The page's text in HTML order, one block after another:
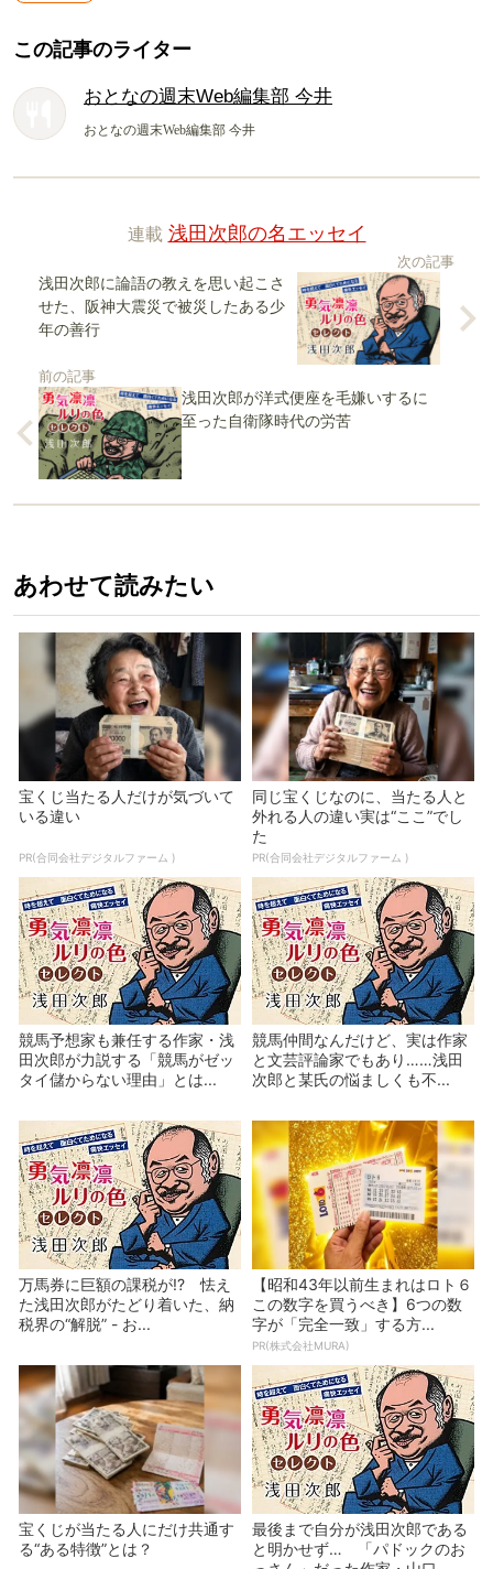
この記事のライター
おとなの週末Web編集部 今井
おとなの週末Web編集部 今井
連載 浅田次郎の名エッセイ
次の記事
浅田次郎に論語の教えを思い起こさ
せた、阪神大震災で被災したある少
年の善行
前の記事
浅田次郎が洋式便座を毛嫌いするに
至った自衛隊時代の労苦
あわせて読みたい
宝くじ当たる人だけが気づいて
いる違い
PR(合同会社デジタルファーム )
同じ宝くじなのに、当たる人と
外れる人の違い実は“ここ”でし
た
PR(合同会社デジタルファーム )
競馬予想家も兼任する作家・浅
田次郎が力説する「競馬がゼッ
タイ儲からない理由」とは...
競馬仲間なんだけど、実は作家
と文芸評論家でもあり……浅田
次郎と某氏の悩ましくも不...
万馬券に巨額の課税が!? 怯え
た浅田次郎がたどり着いた、納
税界の“解脱” - お...
【昭和43年以前生まれはロト６
この数字を買うべき】6つの数
字が「完全一致」する方...
PR(株式会社MURA)
宝くじが当たる人にだけ共通す
る“ある特徴”とは？
最後まで自分が浅田次郎である
と明かせず… 「パドックのお